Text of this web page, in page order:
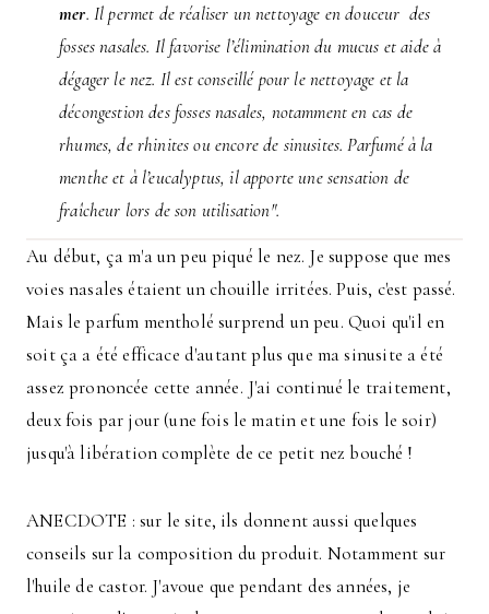
mer. Il permet de réaliser un nettoyage en douceur des
fosses nasales. Il favorise l’élimination du mucus et aide à
dégager le nez. Il est conseillé pour le nettoyage et la
décongestion des fosses nasales, notamment en cas de
rhumes, de rhinites ou encore de sinusites. Parfumé à la
menthe et à l’eucalyptus, il apporte une sensation de
fraîcheur lors de son utilisation".
Au début, ça m'a un peu piqué le nez. Je suppose que mes
voies nasales étaient un chouille irritées. Puis, c'est passé.
Mais le parfum mentholé surprend un peu. Quoi qu'il en
soit ça a été efficace d'autant plus que ma sinusite a été
assez prononcée cette année. J'ai continué le traitement,
deux fois par jour (une fois le matin et une fois le soir)
jusqu'à libération complète de ce petit nez bouché !
ANECDOTE : sur le site, ils donnent aussi quelques
conseils sur la composition du produit. Notamment sur
l'huile de castor. J'avoue que pendant des années, je